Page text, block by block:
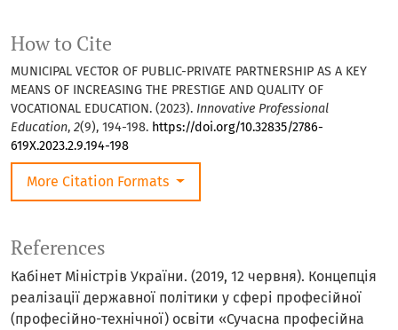
How to Cite
MUNICIPAL VECTOR OF PUBLIC-PRIVATE PARTNERSHIP AS A KEY
MEANS OF INCREASING THE PRESTIGE AND QUALITY OF
VOCATIONAL EDUCATION. (2023). Innovative Professional
Education, 2(9), 194-198. https://doi.org/10.32835/2786-
619X.2023.2.9.194-198
More Citation Formats
References
Кабінет Міністрів України. (2019, 12 червня). Концепція
реалізації державної політики у сфері професійної
(професійно-технічної) освіти «Сучасна професійна